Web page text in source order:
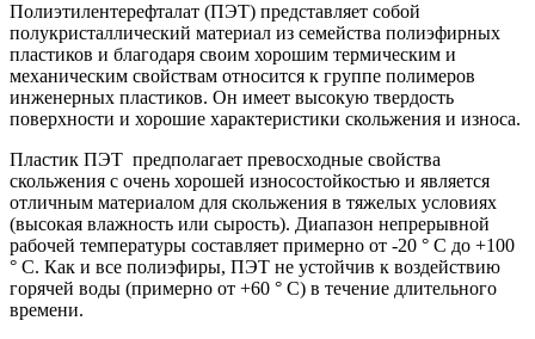
Полиэтилентерефталат (ПЭТ) представляет собой
полукристаллический материал из семейства полиэфирных
пластиков и благодаря своим хорошим термическим и
механическим свойствам относится к группе полимеров
инженерных пластиков. Он имеет высокую твердость
поверхности и хорошие характеристики скольжения и износа.
Пластик ПЭТ предполагает превосходные свойства
скольжения с очень хорошей износостойкостью и является
отличным материалом для скольжения в тяжелых условиях
(высокая влажность или сырость). Диапазон непрерывной
рабочей температуры составляет примерно от -20 ° C до +100
° C. Как и все полиэфиры, ПЭТ не устойчив к воздействию
горячей воды (примерно от +60 ° C) в течение длительного
времени.